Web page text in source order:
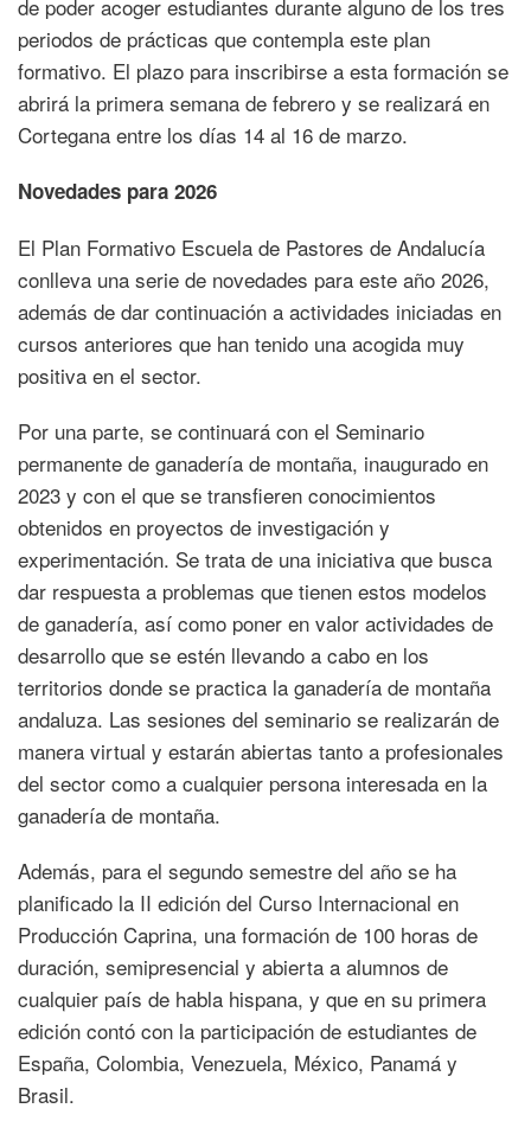
de poder acoger estudiantes durante alguno de los tres
periodos de prácticas que contempla este plan
formativo. El plazo para inscribirse a esta formación se
abrirá la primera semana de febrero y se realizará en
Cortegana entre los días 14 al 16 de marzo.
Novedades para 2026
El Plan Formativo Escuela de Pastores de Andalucía
conlleva una serie de novedades para este año 2026,
además de dar continuación a actividades iniciadas en
cursos anteriores que han tenido una acogida muy
positiva en el sector.
Por una parte, se continuará con el Seminario
permanente de ganadería de montaña, inaugurado en
2023 y con el que se transfieren conocimientos
obtenidos en proyectos de investigación y
experimentación. Se trata de una iniciativa que busca
dar respuesta a problemas que tienen estos modelos
de ganadería, así como poner en valor actividades de
desarrollo que se estén llevando a cabo en los
territorios donde se practica la ganadería de montaña
andaluza. Las sesiones del seminario se realizarán de
manera virtual y estarán abiertas tanto a profesionales
del sector como a cualquier persona interesada en la
ganadería de montaña.
Además, para el segundo semestre del año se ha
planificado la II edición del Curso Internacional en
Producción Caprina, una formación de 100 horas de
duración, semipresencial y abierta a alumnos de
cualquier país de habla hispana, y que en su primera
edición contó con la participación de estudiantes de
España, Colombia, Venezuela, México, Panamá y
Brasil.